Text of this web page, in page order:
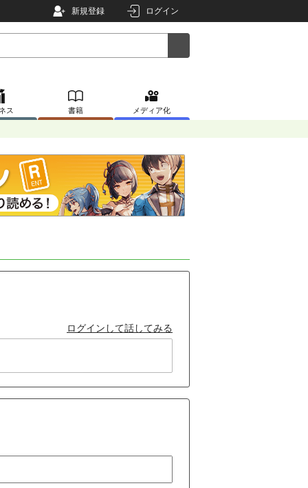
新規登録 ログイン
ス 書籍 メディア化
ログインして話してみる